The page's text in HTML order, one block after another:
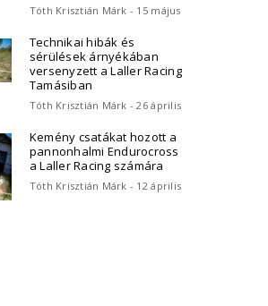
Tóth Krisztián Márk - 15 május
Technikai hibák és
sérülések árnyékában
versenyzett a Laller Racing
Tamásiban
Tóth Krisztián Márk - 26 április
Kemény csatákat hozott a
pannonhalmi Endurocross
a Laller Racing számára
Tóth Krisztián Márk - 12 április